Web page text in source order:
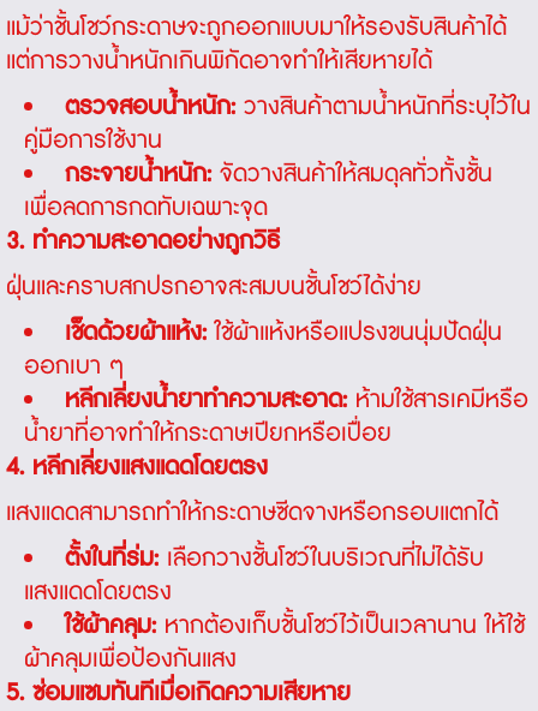
แม้ว่าชั้นโชว์กระดาษจะถูกออกแบบมาให้รองรับสินค้าได้
แต่การวางน้ำหนักเกินพิกัดอาจทำให้เสียหายได้
ตรวจสอบน้ำหนัก:วางสินค้าตามน้ำหนักที่ระบุไว้ใน
คู่มือการใช้งาน
กระจายน้ำหนัก:จัดวางสินค้าให้สมดุลทั่วทั้งชั้น
เพื่อลดการกดทับเฉพาะจุด
3. ทำความสะอาดอย่างถูกวิธี
ฝุ่นและคราบสกปรกอาจสะสมบนชั้นโชว์ได้ง่าย
เช็ดด้วยผ้าแห้ง:ใช้ผ้าแห้งหรือแปรงขนนุ่มปัดฝุ่น
ออกเบา ๆ
หลีกเลี่ยงน้ำยาทำความสะอาด:ห้ามใช้สารเคมีหรือ
น้ำยาที่อาจทำให้กระดาษเปียกหรือเปื่อย
4. หลีกเลี่ยงแสงแดดโดยตรง
แสงแดดสามารถทำให้กระดาษซีดจางหรือกรอบแตกได้
ตั้งในที่ร่ม:เลือกวางชั้นโชว์ในบริเวณที่ไม่ได้รับ
แสงแดดโดยตรง
ใช้ผ้าคลุม:หากต้องเก็บชั้นโชว์ไว้เป็นเวลานาน ให้ใช้
ผ้าคลุมเพื่อป้องกันแสง
5. ซ่อมแซมทันทีเมื่อเกิดความเสียหาย